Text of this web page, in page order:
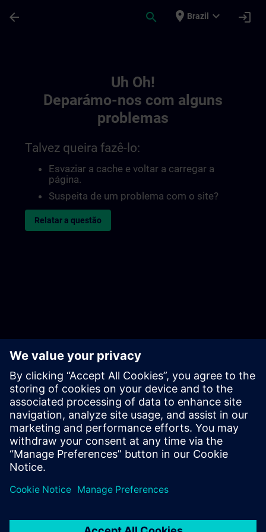
arrow_back search place Brazil expand_more login
Uh Oh!
Deparámo-nos com alguns
problemas
Talvez queira fazê-lo:
Esvaziar a cache e voltar a carregar a
página.
Suspeita de um problema com o site?
Relatar a questão